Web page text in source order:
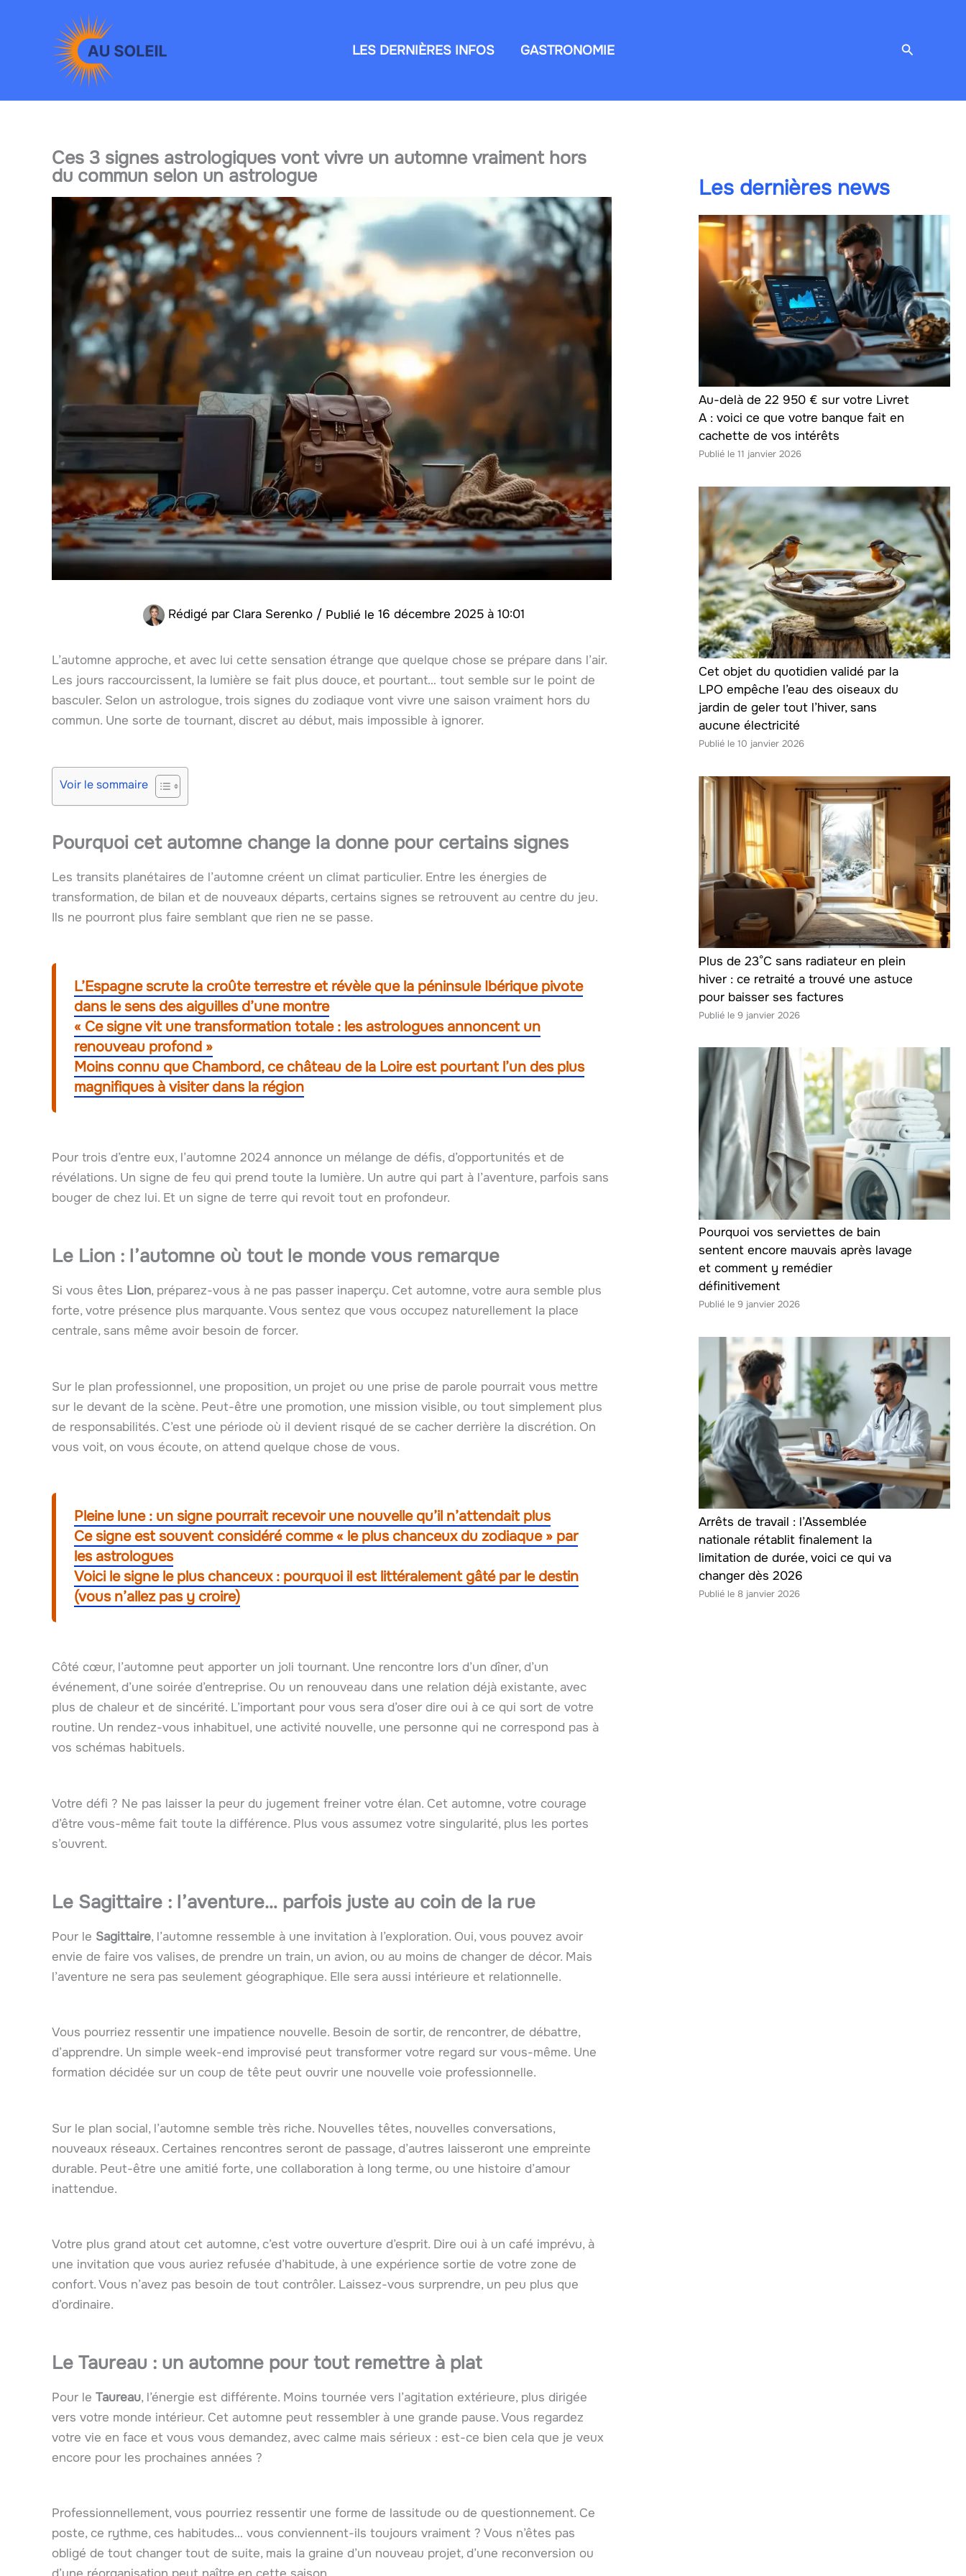
LES DERNIÈRES INFOS GASTRONOMIE
Ces 3 signes astrologiques vont vivre un automne vraiment hors
du commun selon un astrologue
Rédigé par Clara Serenko / 16 décembre 2025 à 10:01
L’automne approche, et avec lui cette sensation étrange que quelque chose se prépare dans l’air.
Les jours raccourcissent, la lumière se fait plus douce, et pourtant… tout semble sur le point de
basculer. Selon un astrologue, trois signes du zodiaque vont vivre une saison vraiment hors du
commun. Une sorte de tournant, discret au début, mais impossible à ignorer.
Voir le sommaire
Pourquoi cet automne change la donne pour certains signes
Les transits planétaires de l’automne créent un climat particulier. Entre les énergies de
transformation, de bilan et de nouveaux départs, certains signes se retrouvent au centre du jeu.
Ils ne pourront plus faire semblant que rien ne se passe.
L’Espagne scrute la croûte terrestre et révèle que la péninsule Ibérique pivote
dans le sens des aiguilles d’une montre
« Ce signe vit une transformation totale : les astrologues annoncent un
renouveau profond »
Moins connu que Chambord, ce château de la Loire est pourtant l’un des plus
magnifiques à visiter dans la région
Pour trois d’entre eux, l’automne 2024 annonce un mélange de défis, d’opportunités et de
révélations. Un signe de feu qui prend toute la lumière. Un autre qui part à l’aventure, parfois sans
bouger de chez lui. Et un signe de terre qui revoit tout en profondeur.
Le Lion : l’automne où tout le monde vous remarque
Si vous êtes Lion, préparez-vous à ne pas passer inaperçu. Cet automne, votre aura semble plus
forte, votre présence plus marquante. Vous sentez que vous occupez naturellement la place
centrale, sans même avoir besoin de forcer.
Sur le plan professionnel, une proposition, un projet ou une prise de parole pourrait vous mettre
sur le devant de la scène. Peut-être une promotion, une mission visible, ou tout simplement plus
de responsabilités. C’est une période où il devient risqué de se cacher derrière la discrétion. On
vous voit, on vous écoute, on attend quelque chose de vous.
Pleine lune : un signe pourrait recevoir une nouvelle qu’il n’attendait plus
Ce signe est souvent considéré comme « le plus chanceux du zodiaque » par
les astrologues
Voici le signe le plus chanceux : pourquoi il est littéralement gâté par le destin
(vous n’allez pas y croire)
Côté cœur, l’automne peut apporter un joli tournant. Une rencontre lors d’un dîner, d’un
événement, d’une soirée d’entreprise. Ou un renouveau dans une relation déjà existante, avec
plus de chaleur et de sincérité. L’important pour vous sera d’oser dire oui à ce qui sort de votre
routine. Un rendez-vous inhabituel, une activité nouvelle, une personne qui ne correspond pas à
vos schémas habituels.
Votre défi ? Ne pas laisser la peur du jugement freiner votre élan. Cet automne, votre courage
d’être vous-même fait toute la différence. Plus vous assumez votre singularité, plus les portes
s’ouvrent.
Le Sagittaire : l’aventure… parfois juste au coin de la rue
Pour le Sagittaire, l’automne ressemble à une invitation à l’exploration. Oui, vous pouvez avoir
envie de faire vos valises, de prendre un train, un avion, ou au moins de changer de décor. Mais
l’aventure ne sera pas seulement géographique. Elle sera aussi intérieure et relationnelle.
Vous pourriez ressentir une impatience nouvelle. Besoin de sortir, de rencontrer, de débattre,
d’apprendre. Un simple week-end improvisé peut transformer votre regard sur vous-même. Une
formation décidée sur un coup de tête peut ouvrir une nouvelle voie professionnelle.
Sur le plan social, l’automne semble très riche. Nouvelles têtes, nouvelles conversations,
nouveaux réseaux. Certaines rencontres seront de passage, d’autres laisseront une empreinte
durable. Peut-être une amitié forte, une collaboration à long terme, ou une histoire d’amour
inattendue.
Votre plus grand atout cet automne, c’est votre ouverture d’esprit. Dire oui à un café imprévu, à
une invitation que vous auriez refusée d’habitude, à une expérience sortie de votre zone de
confort. Vous n’avez pas besoin de tout contrôler. Laissez-vous surprendre, un peu plus que
d’ordinaire.
Le Taureau : un automne pour tout remettre à plat
Pour le Taureau, l’énergie est différente. Moins tournée vers l’agitation extérieure, plus dirigée
vers votre monde intérieur. Cet automne peut ressembler à une grande pause. Vous regardez
votre vie en face et vous vous demandez, avec calme mais sérieux : est-ce bien cela que je veux
encore pour les prochaines années ?
Professionnellement, vous pourriez ressentir une forme de lassitude ou de questionnement. Ce
poste, ce rythme, ces habitudes… vous conviennent-ils toujours vraiment ? Vous n’êtes pas
obligé de tout changer tout de suite, mais la graine d’un nouveau projet, d’une reconversion ou
Les dernières news
Au-delà de 22 950 € sur votre Livret
A : voici ce que votre banque fait en
cachette de vos intérêts
11 janvier 2026
Cet objet du quotidien validé par la
LPO empêche l’eau des oiseaux du
jardin de geler tout l’hiver, sans
aucune électricité
10 janvier 2026
Plus de 23°C sans radiateur en plein
hiver : ce retraité a trouvé une astuce
pour baisser ses factures
9 janvier 2026
Pourquoi vos serviettes de bain
sentent encore mauvais après lavage
et comment y remédier
définitivement
9 janvier 2026
Arrêts de travail : l’Assemblée
nationale rétablit finalement la
limitation de durée, voici ce qui va
changer dès 2026
8 janvier 2026